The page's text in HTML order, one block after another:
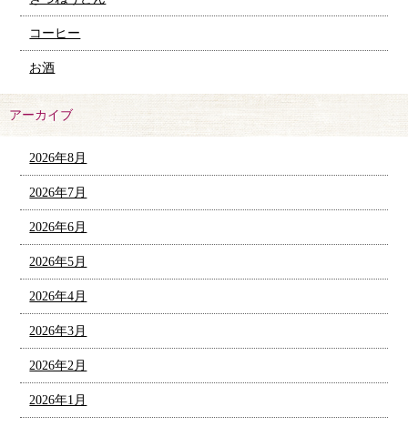
コーヒー
お酒
アーカイブ
2026年8月
2026年7月
2026年6月
2026年5月
2026年4月
2026年3月
2026年2月
2026年1月